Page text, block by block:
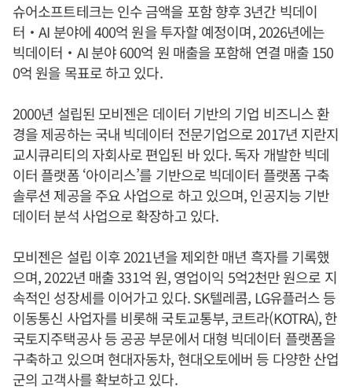
슈어소프트테크는 인수 금액을 포함 향후 3년간 빅데이
터‧AI 분야에 400억 원을 투자할 예정이며, 2026년에는
빅데이터‧AI 분야 600억 원 매출을 포함해 연결 매출 150
0억 원을 목표로 하고 있다.
2000년 설립된 모비젠은 데이터 기반의 기업 비즈니스 환
경을 제공하는 국내 빅데이터 전문기업으로 2017년 지란지
교시큐리티의 자회사로 편입된 바 있다. 독자 개발한 빅데
이터 플랫폼 ‘아이리스’를 기반으로 빅데이터 플랫폼 구축
솔루션 제공을 주요 사업으로 하고 있으며, 인공지능 기반
데이터 분석 사업으로 확장하고 있다.
모비젠은 설립 이후 2021년을 제외한 매년 흑자를 기록했
으며, 2022년 매출 331억 원, 영업이익 5억2천만 원으로 지
속적인 성장세를 이어가고 있다. SK텔레콤, LG유플러스 등
이동통신 사업자를 비롯해 국토교통부, 코트라(KOTRA), 한
국토지주택공사 등 공공 부문에서 대형 빅데이터 플랫폼을
구축하고 있으며 현대자동차, 현대오토에버 등 다양한 산업
군의 고객사를 확보하고 있다.